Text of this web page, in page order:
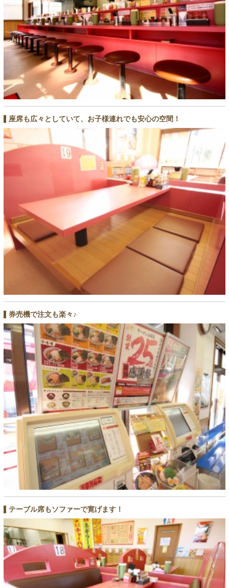
座席も広々としていて、お子様連れでも安心の空間！
券売機で注文も楽々♪
テーブル席もソファーで寛げます！